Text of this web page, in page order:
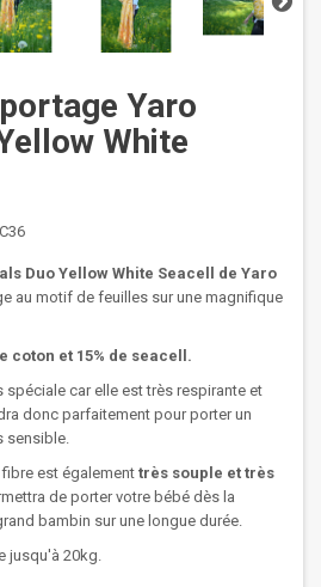
Yaro
White
Duo Yellow White Seacell
de Yaro
au motif de feuilles sur une magnifique
coton et 15% de seacell.
spéciale car elle est très respirante et
donc parfaitement pour porter un
sensible.
est également très souple et très
de porter votre bébé dès la
bambin sur une longue durée.
jusqu'à 20kg.